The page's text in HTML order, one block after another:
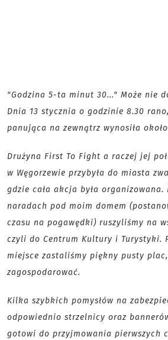
"Godzina 5-ta minut 30..." Może nie
Dnia 13 stycznia o godzinie 8.30
panująca na zewnątrz wynosiła
Drużyna First To Fight a raczej jej
w Węgorzewie przybyła do miasta
gdzie cała akcja była organizowana.
naradach pod moim domem
czasu na pogawędki) ruszyliśmy na
czyli do Centrum Kultury i Turystyki.
miejsce zastaliśmy piękny pusty
zagospodarować.
Kilka szybkich pomysłów na
odpowiednio strzelnicy oraz
gotowi do przyjmowania pierwszych